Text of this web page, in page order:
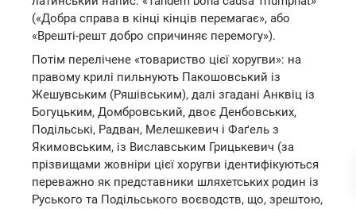
(«Добра справа в кінці кінців перемагає», або
«Врешті-решт добро спричиняє перемогу»).
Потім перелічене «товариство цієї хоругви»: на
правому крилі пильнують Пакошовський із
Жешувським (Ряшівським), далі згадані Анквіц із
Богуцьким, Домбровський, двоє Денбовських,
Подільські, Радван, Мелешкевич і Фаґель з
Якимовським, із Виславським Грицькевич (за
прізвищами жовніри цієї хоругви ідентифікуються
переважно як представники шляхетських родин із
Руського та Подільського воєводств, що, зрештою,